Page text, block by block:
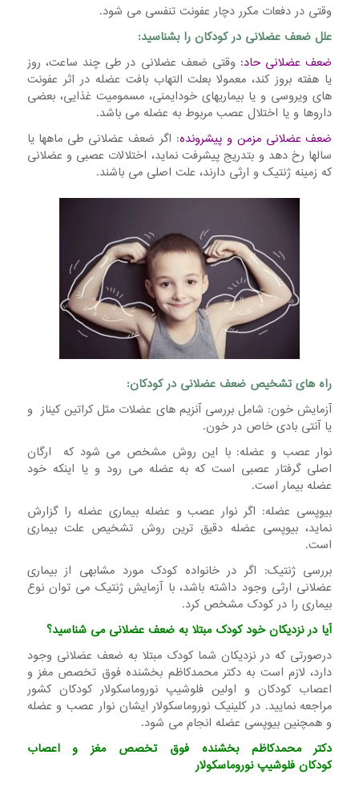
وقتی در دفعات مکرر دچار عفونت تنفسی می شود.
علل ضعف عضلانی در کودکان را بشناسید:
ضعف عضلانی حاد: وقتی ضعف عضلانی در طی چند ساعت، روز
یا هفته بروز کند، معمولا بعلت التهاب بافت عضله در اثر عفونت
های ویروسی و یا بیماریهای خودایمنی، مسمومیت غذایی، بعضی
داروها و یا اختلال عصب مربوط به عضله می باشد.
ضعف عضلانی مزمن و پیشرونده: اگر ضعف عضلانی طی ماهها یا
سالها رخ دهد و بتدریج پیشرفت نماید، اختلالات عصبی و عضلانی
که زمینه ژنتیک و ارثی دارند، علت اصلی می باشند.
راه های تشخیص ضعف عضلانی در کودکان:
آزمایش خون: شامل بررسی آنزیم های عضلات مثل کراتین کیناز و
یا آنتی بادی خاص در خون.
نوار عصب و عضله: با این روش مشخص می شود که ارگان
اصلی گرفتار عصبی است که به عضله می رود و یا اینکه خود
عضله بیمار است.
بیوپسی عضله: اگر نوار عصب و عضله بیماری عضله را گزارش
نماید، بیوپسی عضله دقیق ترین روش تشخیص علت بیماری
است.
بررسی ژنتیک: اگر در خانواده کودک مورد مشابهی از بیماری
عضلانی ارثی وجود داشته باشد، با آزمایش ژنتیک می توان نوع
بیماری را در کودک مشخص کرد.
آیا در نزدیکان خود کودک مبتلا به ضعف عضلانی می شناسید؟
درصورتی که در نزدیکان شما کودک مبتلا به ضعف عضلانی وجود
دارد، لازم است به دکتر محمدکاظم بخشنده فوق تخصص مغز و
اعصاب کودکان و اولین فلوشیپ نوروماسکولار کودکان کشور
مراجعه نمایید. در کلینیک نوروماسکولار ایشان نوار عصب و عضله
و همچنین بیوپسی عضله انجام می شود.
دکتر محمدکاظم بخشنده
فوق تخصص مغز و اعصاب
کودکان فلوشیپ نوروماسکولار